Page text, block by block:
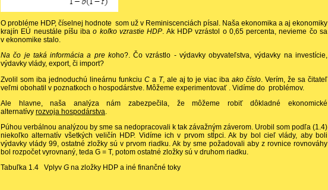
O probléme HDP, číselnej hodnote som už v Reminiscenciách písal. Naša ekonomika a aj ekonomiky
krajín EÚ neustále píšu ibao koľko vzrastie HDP. Ak HDP vzrástol o 0,65 percenta, nevieme čo sa
v ekonomike stalo.
Na čo je taká informácia a pre koho?. Čo vzrástlo - výdavky obyvateľstva, výdavky na investície,
výdavky vlády, export, či import?
Zvolil som iba jednoduchú lineárnu funkciu Ca T, ale aj to je viac ibaako číslo . Verím, že sa čitateľ
veľmi obohatil v poznatkoch o hospodárstve. Môžeme experimentovať . Vidíme do problémov.
Ale hlavne, naša analýza nám zabezpečila, že môžeme robiť dôkladné ekonomické
alternatívy rozvoja hospodárstva
Púhou verbálnou analýzou by sme sa nedopracovali k tak závažným záverom. Urobil som podľa (1.4)
niekoľko alternatív všetkých veličín HDP. Vidíme ich v prvom stĺpci. Ak by bol cieľ vlády, aby boli
výdavky vlády 99, ostatné zložky sú v prvom riadku. Ak by sme požadovali aby z rovnice rovnováhy
bol rozpočet vyrovnaný, teda G = T, potom ostatné zložky sú v druhom riadku.
Tabuľka 1.4 Vplyv G na zložky HDP a iné finančné toky